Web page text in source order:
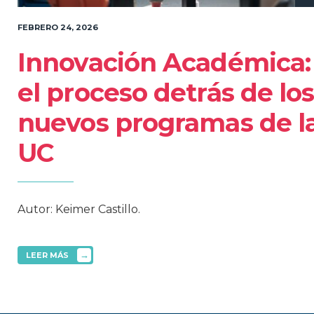
FEBRERO 24, 2026
Innovación Académica:
el proceso detrás de los
nuevos programas de
UC
Autor: Keimer Castillo.
LEER MÁS →